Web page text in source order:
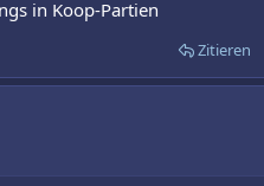
in Koop-Partien
Zitieren